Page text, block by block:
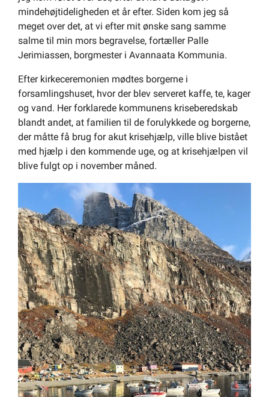
mindehøjtideligheden et år efter. Siden kom jeg så
meget over det, at vi efter mit ønske sang samme
salme til min mors begravelse, fortæller Palle
Jerimiassen, borgmester i Avannaata Kommunia.
Efter kirkeceremonien mødtes borgerne i
forsamlingshuset, hvor der blev serveret kaffe, te, kager
og vand. Her forklarede kommunens kriseberedskab
blandt andet, at familien til de forulykkede og borgerne,
der måtte få brug for akut krisehjælp, ville blive bistået
med hjælp i den kommende uge, og at krisehjælpen vil
blive fulgt op i november måned.